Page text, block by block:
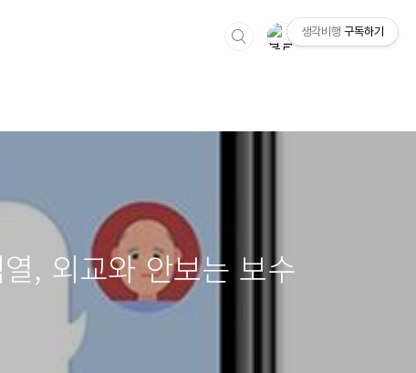
, 외교와 안보는 보수
생각비행 구독하기